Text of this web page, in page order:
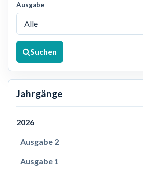
Ausgabe
Suchen
Jahrgänge
2026
Ausgabe 2
Ausgabe 1